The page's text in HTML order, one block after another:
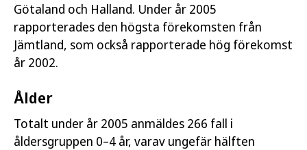
Götaland och Halland. Under år 2005
rapporterades den högsta förekomsten från
Jämtland, som också rapporterade hög förekomst
år 2002.
Ålder
Totalt under år 2005 anmäldes 266 fall i
åldersgruppen 0–4 år, varav ungefär hälften